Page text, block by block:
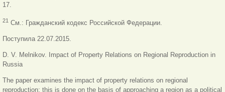
17.
21 См.: Гражданский кодекс Российской Федерации.
Поступила 22.07.2015.
D. V. Melnikov. Impact of Property Relations on Regional Reproduction in
Russia
The paper examines the impact of property relations on regional
reproduction; this is done on the basis of approaching a region as a political